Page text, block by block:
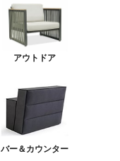
アウトドア
バー＆カウンター